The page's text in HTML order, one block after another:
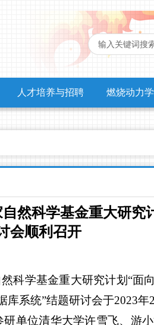
人才培养与招聘 燃烧动力
然科学基金重大研究
会顺利召开
学基金重大研究计划“面
库系统”结题研讨会于2023
研单位清华大学许雪飞、游